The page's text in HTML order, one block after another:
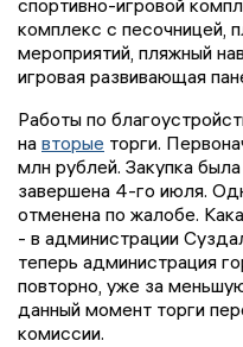
спортивно-игровой
комплекс с песочницей,
мероприятий, пляжный
игровая развивающая
Работы по
на вторые торги.
млн рублей. Закупка
завершена 4-го июля.
отменена по жалобе.
- в администрации
теперь администрация
повторно, уже за
данный момент торги
комиссии.